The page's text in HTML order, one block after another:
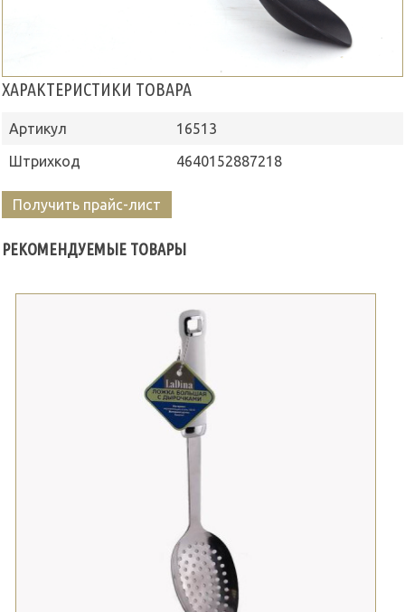
ХАРАКТЕРИСТИКИ ТОВАРА
Артикул
16513
Штрихкод
4640152887218
Получить прайс-лист
РЕКОМЕНДУЕМЫЕ ТОВАРЫ